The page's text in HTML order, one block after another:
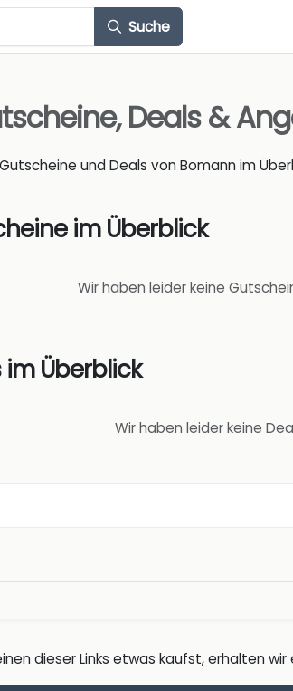
Suche
Deals &
und Deals von Bomann im
im Überblick
Wir haben leider keine
Überblick
Wir haben leider keine
dieser Links etwas kaufst, erhalten wir